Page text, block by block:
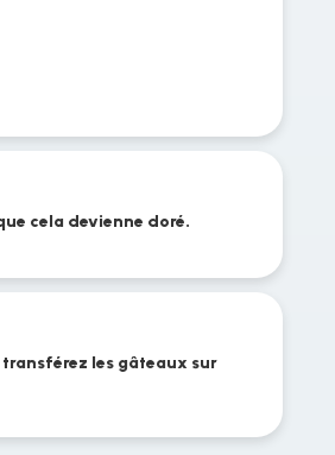
cela devienne doré.
les gâteaux sur